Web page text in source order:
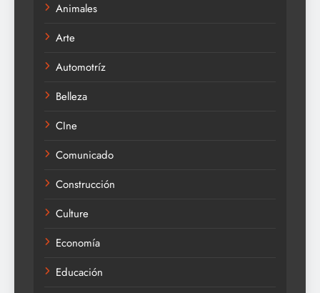
Animales
Arte
Automotríz
Belleza
CIne
Comunicado
Construcción
Culture
Economía
Educación